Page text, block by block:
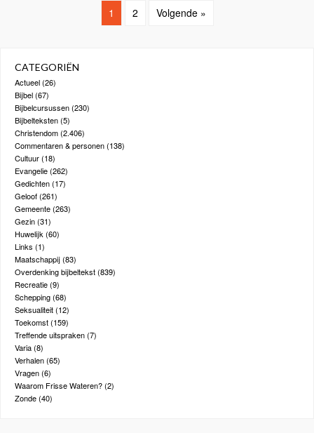
1 2 Volgende »
CATEGORIËN
Actueel(26)
Bijbel(67)
Bijbelcursussen(230)
Bijbelteksten(5)
Christendom(2.406)
Commentaren & personen(138)
Cultuur(18)
Evangelie(262)
Gedichten(17)
Geloof(261)
Gemeente(263)
Gezin(31)
Huwelijk(60)
Links (1)
Maatschappij(83)
Overdenking bijbeltekst(839)
Recreatie(9)
Schepping(68)
Seksualiteit(12)
Toekomst(159)
Treffende uitspraken(7)
Varia(8)
Verhalen(65)
Vragen(6)
Waarom Frisse Wateren?(2)
Zonde(40)